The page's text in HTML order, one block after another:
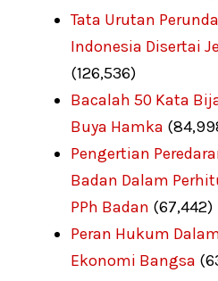
Tata Urutan
Indonesia Disertai
(126,536)
Bacalah 50 Kata
Buya Hamka
Pengertian
Badan Dalam
PPh Badan (67,442)
Peran Hukum
Ekonomi Bangsa